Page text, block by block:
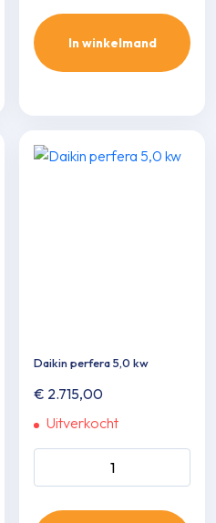
In winkelmand
Daikin perfera 5,0 kw
€ 2.715,00
Uitverkocht
Daikin perfera 5,0 kw aantal